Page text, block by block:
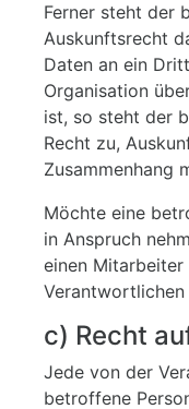
Ferner steht der
Auskunftsrecht
Daten an ein
Organisation
ist, so steht der
Recht zu,
Zusammenhang
Möchte eine
in Anspruch
einen
Verantwortlichen
c) Recht
Jede von der
betroffene